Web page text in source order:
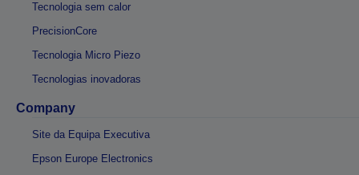
Tecnologia sem calor
PrecisionCore
Tecnologia Micro Piezo
Tecnologias inovadoras
Company
Site da Equipa Executiva
Epson Europe Electronics